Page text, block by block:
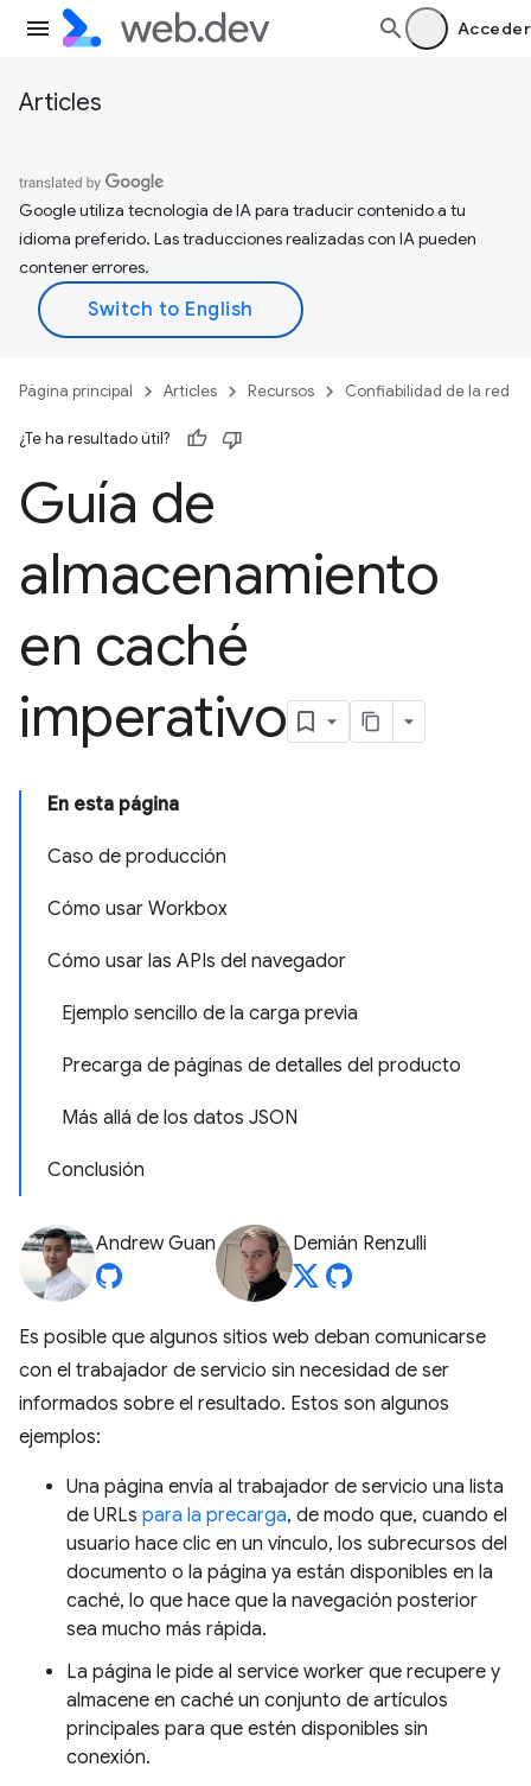
Acceder
Articles
Google utiliza tecnología de IA para traducir contenido a tu
idioma preferido. Las traducciones realizadas con IA pueden
contener errores.
Página principal Articles Recursos Confiabilidad de la red
¿Te ha resultado útil?
Guía de
almacenamiento
en caché
imperativo
En esta página
Caso de producción
Cómo usar Workbox
Cómo usar las APIs del navegador
Ejemplo sencillo de la carga previa
Precarga de páginas de detalles del producto
Más allá de los datos JSON
Conclusión
Andrew Guan Demián Renzulli
Es posible que algunos sitios web deban comunicarse
con el trabajador de servicio sin necesidad de ser
informados sobre el resultado. Estos son algunos
ejemplos:
Una página envía al trabajador de servicio una lista
de URLs para la precarga, de modo que, cuando el
usuario hace clic en un vínculo, los subrecursos del
documento o la página ya están disponibles en la
caché, lo que hace que la navegación posterior
sea mucho más rápida.
La página le pide al service worker que recupere y
almacene en caché un conjunto de artículos
principales para que estén disponibles sin
conexión.